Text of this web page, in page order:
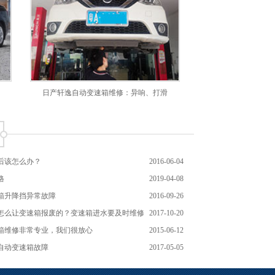
日产轩逸自动变速箱维修：异响、打滑
2016-06-04
该怎么办？
2019-04-08
2016-09-26
升降挡异常故障
2017-10-20
么让变速箱报废的？变速箱进水要及时维修
2015-06-12
维修非常专业，我们很放心
2017-05-05
动变速箱故障